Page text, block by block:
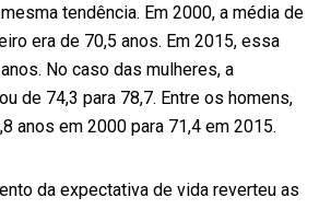
tendência. Em 2000, a média de
era de 70,5 anos. Em 2015, essa
No caso das mulheres, a
de 74,3 para 78,7. Entre os homens,
anos em 2000 para 71,4 em 2015.
da expectativa de vida reverteu as